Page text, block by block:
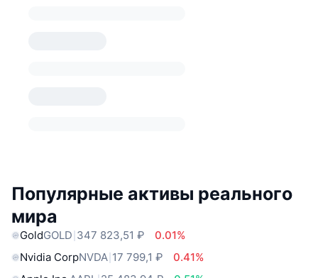
Популярные активы реального
мира
GoldGOLD 347 823,51 ₽
0.01%
Nvidia CorpNVDA 17 799,1 ₽
0.41%